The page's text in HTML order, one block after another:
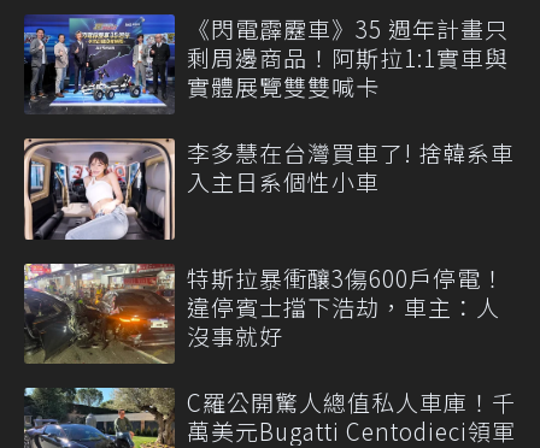
《閃電霹靂車》35 週年計畫只
剩周邊商品！阿斯拉1:1實車與
實體展覽雙雙喊卡
李多慧在台灣買車了! 捨韓系車
入主日系個性小車
特斯拉暴衝釀3傷600戶停電！
違停賓士擋下浩劫，車主：人
沒事就好
C羅公開驚人總值私人車庫！千
萬美元Bugatti Centodieci領軍